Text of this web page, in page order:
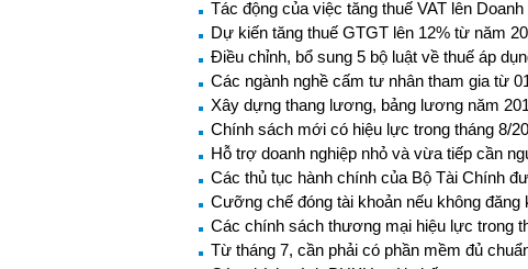
Tác động của việc tăng thuế VAT lên
Dự kiến tăng thuế GTGT lên 12% từ năm
Điều chỉnh, bổ sung 5 bộ luật về thuế áp
Các ngành nghề cấm tư nhân tham gia từ
Xây dựng thang lương, bảng lương năm
Chính sách mới có hiệu lực trong tháng 8/
Hỗ trợ doanh nghiệp nhỏ và vừa tiếp cần
Các thủ tục hành chính của Bộ Tài Chính
Cưỡng chế đóng tài khoản nếu không đăng
Các chính sách thương mại hiệu lực trong
Từ tháng 7, cần phải có phần mềm đủ